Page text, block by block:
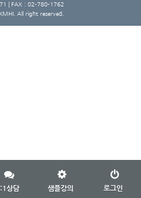
| FAX : 02-780-1762
All right reserved.
상담 샘플강의 로그인